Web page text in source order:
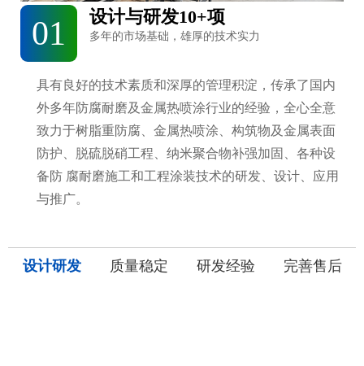
01 设计与研发10+项
多年的市场基础，雄厚的技术实力
具有良好的技术素质和深厚的管理积淀，传承了国内
外多年防腐耐磨及金属热喷涂行业的经验，全心全意
致力于树脂重防腐、金属热喷涂、构筑物及金属表面
防护、脱硫脱硝工程、纳米聚合物补强加固、各种设
备防 腐耐磨施工和工程涂装技术的研发、设计、应用
与推广。
设计研发 质量稳定 研发经验 完善售后